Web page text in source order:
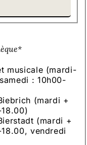
*
musicale (mardi-
: 10h00-
(mardi +
(mardi +
vendredi